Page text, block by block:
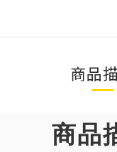
商品
商品